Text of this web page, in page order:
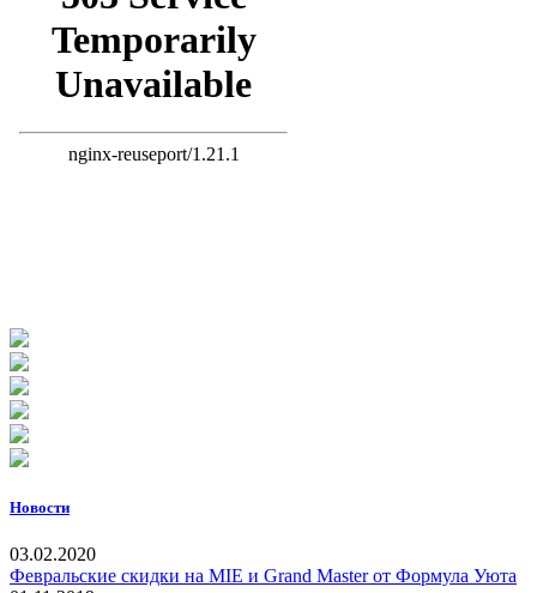
Новости
03.02.2020
Февральские скидки на MIE и Grand Master от Формула Уюта